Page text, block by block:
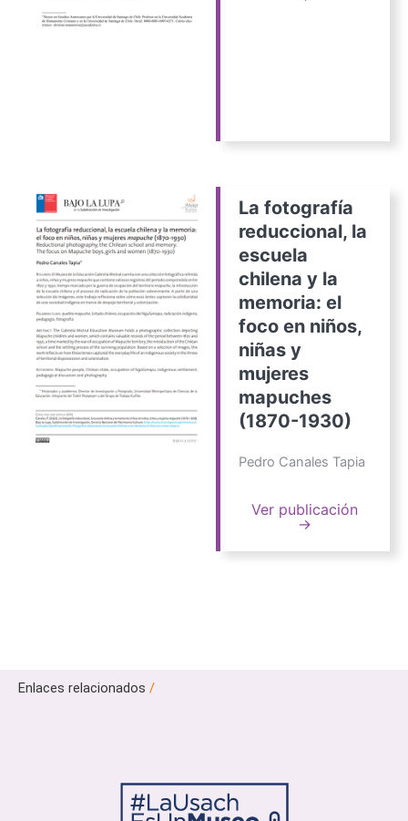
La fotografía
reduccional, la
escuela
chilena y la
memoria: el
foco en niños,
niñas y
mujeres
mapuches
(1870-1930)
Pedro Canales Tapia
Ver publicación
→
Enlaces relacionados /